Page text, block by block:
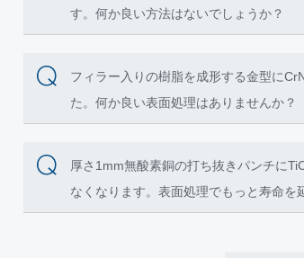
「社内検討や準備の時間が必要」との声
②新被膜VSX®ｰACR初トライ無償キャン
これを機会にぜひ弊社コーティングをお試
詳しくは、各エリア担当営業、または下
2023年11月13日
≪VSX®ｰACRリリースキャンペーン開催
す。何か良い方法はないでしょうか？
フィラー入りの樹脂を成形する金型に
た。何か良い表面処理はありませんか？
厚さ1mm無酸素銅の打ち抜きパンチに
なくなります。表面処理でもっと寿命を